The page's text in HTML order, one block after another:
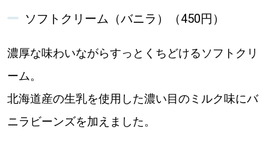
ソフトクリーム（バニラ）（450円）
濃厚な味わいながらすっとくちどけるソフトクリ
ーム。
北海道産の生乳を使用した濃い目のミルク味にバ
ニラビーンズを加えました。